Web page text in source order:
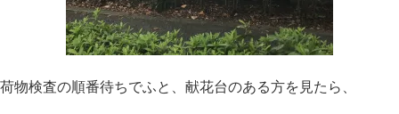
荷物検査の順番待ちでふと、献花台のある方を見たら、